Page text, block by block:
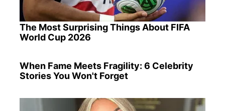
The Most Surprising Things About FIFA
World Cup 2026
When Fame Meets Fragility: 6 Celebrity
Stories You Won't Forget